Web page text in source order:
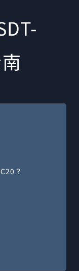
？